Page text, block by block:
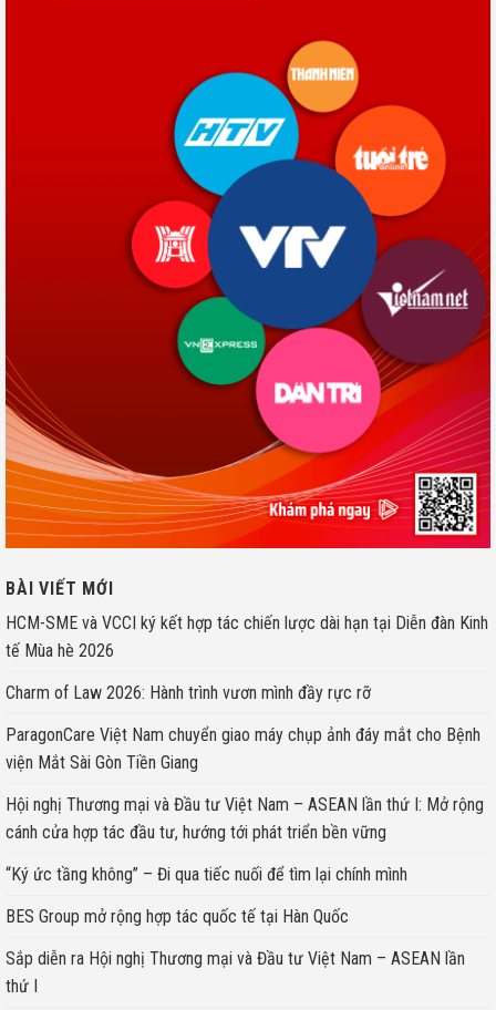
BÀI VIẾT MỚI
HCM-SME và VCCI ký kết hợp tác chiến lược dài hạn tại Diễn đàn Kinh
tế Mùa hè 2026
Charm of Law 2026: Hành trình vươn mình đầy rực rỡ
ParagonCare Việt Nam chuyển giao máy chụp ảnh đáy mắt cho Bệnh
viện Mắt Sài Gòn Tiền Giang
Hội nghị Thương mại và Đầu tư Việt Nam – ASEAN lần thứ I: Mở rộng
cánh cửa hợp tác đầu tư, hướng tới phát triển bền vững
“Ký ức tầng không” – Đi qua tiếc nuối để tìm lại chính mình
BES Group mở rộng hợp tác quốc tế tại Hàn Quốc
Sắp diễn ra Hội nghị Thương mại và Đầu tư Việt Nam – ASEAN lần
thứ I